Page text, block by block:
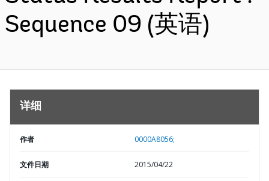
Sequence 09 (英语)
详细
作者 0000A8056;
文件日期 2015/04/22